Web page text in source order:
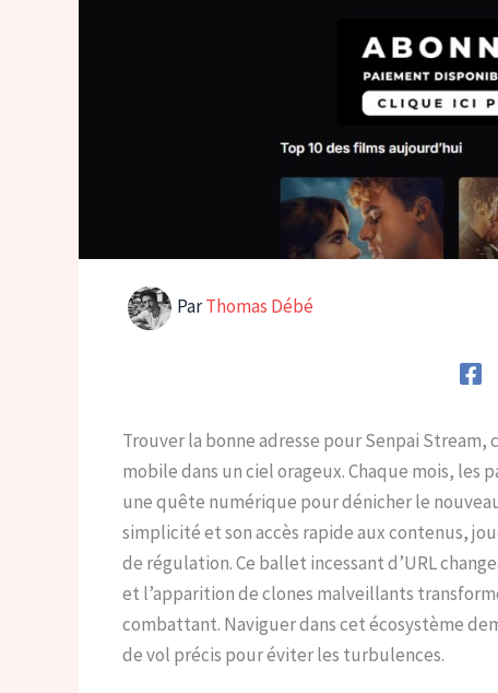
ParThomas Débé
Trouver la bonne adresse pour Senpai Stream,
mobile dans un ciel orageux. Chaque mois, les
une quête numérique pour dénicher le
simplicité et son accès rapide aux contenus,
de régulation. Ce ballet incessant d’URL
et l’apparition de clones malveillants
combattant. Naviguer dans cet écosystème
de vol précis pour éviter les turbulences.